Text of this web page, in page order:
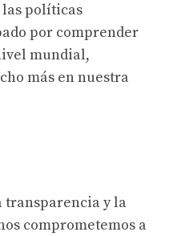
políticas
por comprender
mundial,
más en nuestra
transparencia y la
comprometemos a